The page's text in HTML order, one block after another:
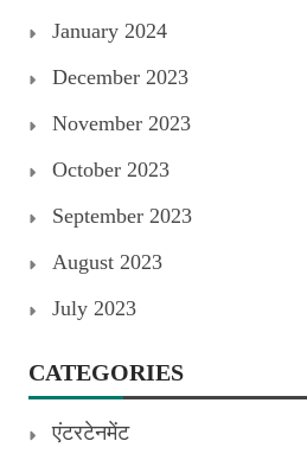
January 2024
December 2023
November 2023
October 2023
September 2023
August 2023
July 2023
CATEGORIES
एंटरटेनमेंट